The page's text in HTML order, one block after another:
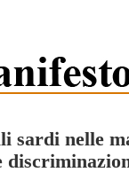
sardi nelle